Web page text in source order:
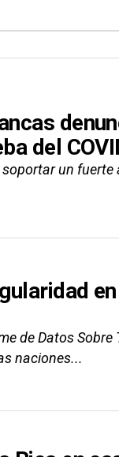
del
un fuerte
de Datos
naciones...